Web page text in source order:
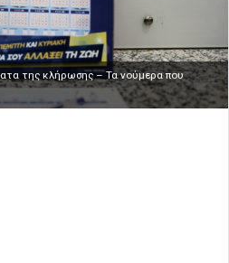
της κλήρωσης – Τα νούμερα που